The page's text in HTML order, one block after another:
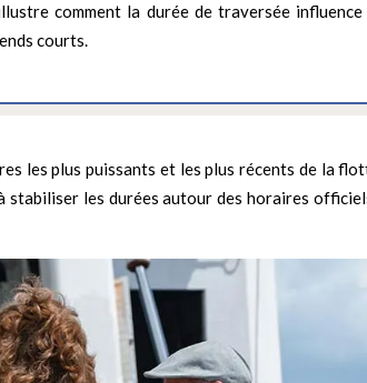
comment la durée de traversée influence
courts.
les plus puissants et les plus récents de la
stabiliser les durées autour des horaires